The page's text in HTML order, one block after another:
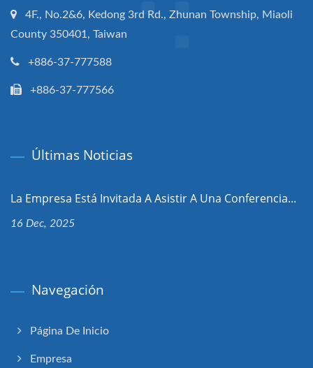
4F., No.2&6, Kedong 3rd Rd., Zhunan Township, Miaoli
County 350401, Taiwan
+886-37-777588
+886-37-777566
Últimas Noticias
La Empresa Está Invitada A Asistir A Una Conferencia...
16 Dec, 2025
Navegación
Página De Inicio
Empresa